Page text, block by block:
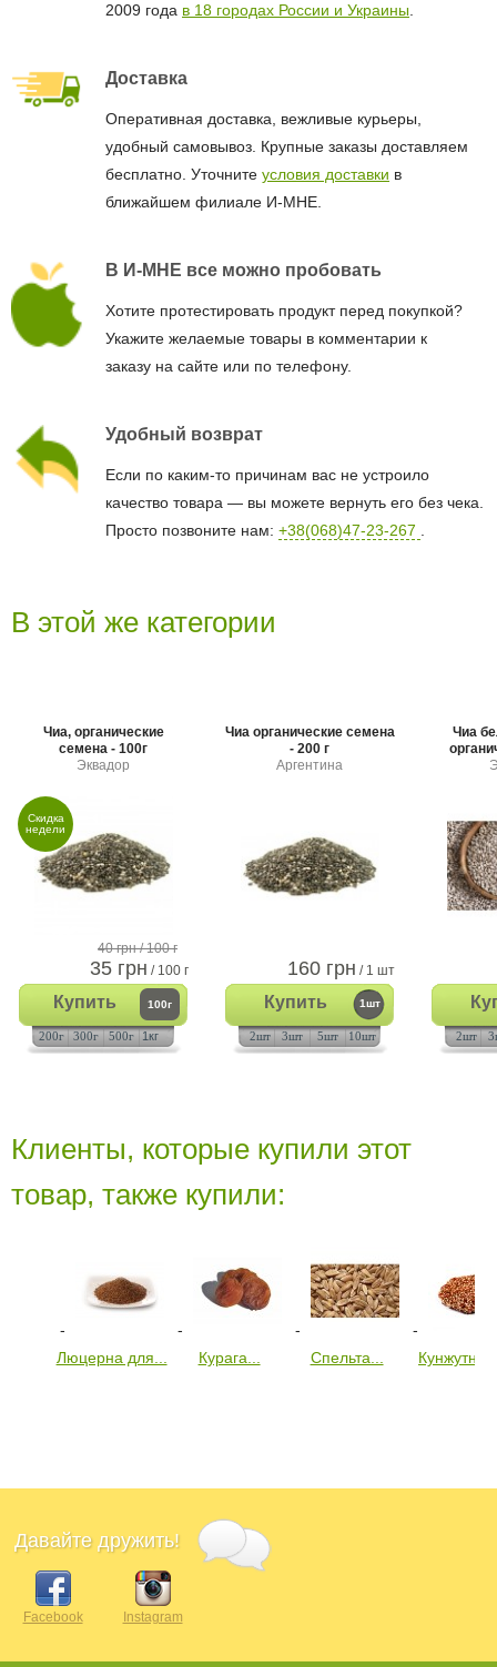
2009 года в 18 городах России и Украины
Доставка
Оперативная доставка, вежливые курьеры,
удобный самовывоз. Крупные заказы доставляем
бесплатно. Уточните условия доставки в
ближайшем филиале И-МНЕ.
В И-МНЕ все можно пробовать
Хотите протестировать продукт перед покупкой?
Укажите желаемые товары в комментарии к
заказу на сайте или по телефону.
Удобный возврат
Если по каким-то причинам вас не устроило
качество товара — вы можете вернуть его без чека.
Просто позвоните нам: +38(068)47-23-267
В этой же категории
Чиа, органические
семена - 100г
Эквадор
Скидка
недели
40 грн/ 100 г
35 грн / 100 г
Купить 100г
200г 300г 500г 1кг
Чиа органические семена
- 200 г
Аргентина
160 грн / 1 шт
Купить 1шт
2шт 3шт 5шт 10шт
Чиа
2шт
Клиенты, которые купили этот
товар, также купили:
Люцерна для... Курага... Спельта...
Давайте дружить!
Facebook Instagram